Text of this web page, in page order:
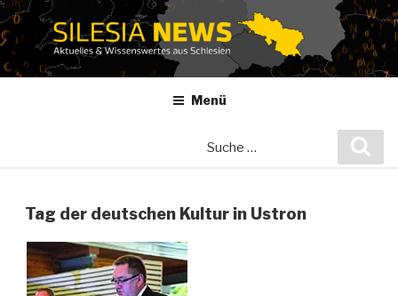
Zum
Inhalt
springen
Menü
Tag der deutschen Kultur in Ustron